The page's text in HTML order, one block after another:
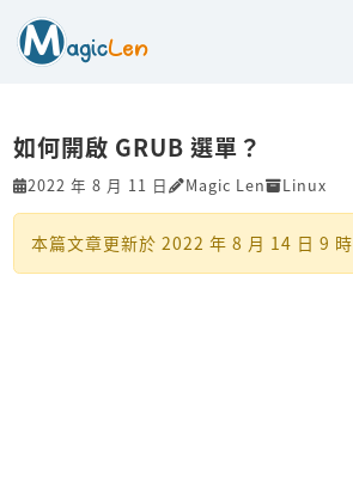
如何開啟 GRUB 選單？
2022 年 8 月 11 日 Magic Len Linux
本篇文章更新於 2022 年 8 月 14 日 9 時